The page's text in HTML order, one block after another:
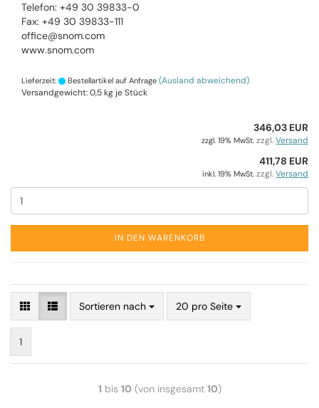
Telefon: +49 30 39833-0
Fax: +49 30 39833-111
office@snom.com
www.snom.com
Lieferzeit: Bestellartikel auf Anfrage (Ausland abweichend)
Versandgewicht:0,5kg je Stück
346,03 EUR
zzgl. 19% MwSt. zzgl.Versand
411,78 EUR
inkl. 19% MwSt. zzgl.Versand
IN DEN WARENKORB
Sortieren nach 20 pro Seite
1
1 bis 10 (von insgesamt 10)